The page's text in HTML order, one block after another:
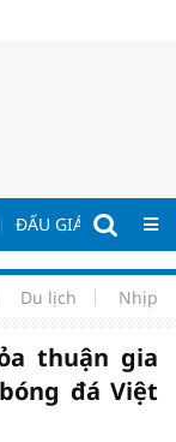
ĐẤU GIÁ - ĐẤU
Du lịch Nhịp
thuận gia
đá Việt